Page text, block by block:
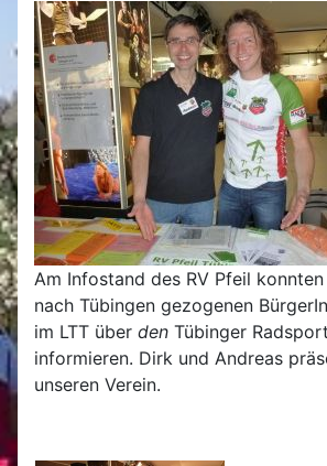
Am Infostand des RV Pfeil
nach Tübingen gezogenen
im LTT über den Tübinger
informieren. Dirk und Andreas
unseren Verein.